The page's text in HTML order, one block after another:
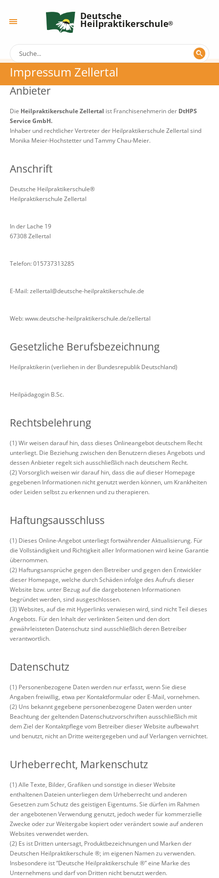
Deutsche
Heilpraktikerschule
Impressum Zellertal
Anbieter
Die Heilpraktikerschule Zellertal ist Franchisenehmerin der DtHPS
Service GmbH.
Inhaber und rechtlicher Vertreter der Heilpraktikerschule Zellertal sind
Monika Meier-Hochstetter und Tammy Chau-Meier.
Anschrift
Deutsche Heilpraktikerschule®
Heilpraktikerschule Zellertal
In der Lache 19
67308 Zellertal
Telefon: 015737313285
E-Mail: zellertal@deutsche-heilpraktikerschule.de
Web: www.deutsche-heilpraktikerschule.de/zellertal
Gesetzliche Berufsbezeichnung
Heilpraktikerin (verliehen in der Bundesrepublik Deutschland)
Heilpädagogin B.Sc.
Rechtsbelehrung
(1) Wir weisen darauf hin, dass dieses Onlineangebot deutschem Recht
unterliegt. Die Beziehung zwischen den Benutzern dieses Angebots und
dessen Anbieter regelt sich ausschließlich nach deutschem Recht.
(2) Vorsorglich weisen wir darauf hin, dass die auf dieser Homepage
gegebenen Informationen nicht genutzt werden können, um Krankheiten
oder Leiden selbst zu erkennen und zu therapieren.
Haftungsausschluss
(1) Dieses Online-Angebot unterliegt fortwährender Aktualisierung. Für
die Vollständigkeit und Richtigkeit aller Informationen wird keine Garantie
übernommen.
(2) Haftungsansprüche gegen den Betreiber und gegen den Entwickler
dieser Homepage, welche durch Schäden infolge des Aufrufs dieser
Website bzw. unter Bezug auf die dargebotenen Informationen
begründet werden, sind ausgeschlossen.
(3) Websites, auf die mit Hyperlinks verwiesen wird, sind nicht Teil dieses
Angebots. Für den Inhalt der verlinkten Seiten und den dort
gewährleisteten Datenschutz sind ausschließlich deren Betreiber
verantwortlich.
Datenschutz
(1) Personenbezogene Daten werden nur erfasst, wenn Sie diese
Angaben freiwillig, etwa per Kontaktformular oder E-Mail, vornehmen.
(2) Uns bekannt gegebene personenbezogene Daten werden unter
Beachtung der geltenden Datenschutzvorschriften ausschließlich mit
dem Ziel der Kontaktpflege vom Betreiber dieser Website aufbewahrt
und benutzt, nicht an Dritte weitergegeben und auf Verlangen vernichtet.
Urheberrecht, Markenschutz
(1) Alle Texte, Bilder, Grafiken und sonstige in dieser Website
enthaltenen Dateien unterliegen dem Urheberrecht und anderen
Gesetzen zum Schutz des geistigen Eigentums. Sie dürfen im Rahmen
der angebotenen Verwendung genutzt, jedoch weder für kommerzielle
Zwecke oder zur Weitergabe kopiert oder verändert sowie auf anderen
Websites verwendet werden.
(2) Es ist Dritten untersagt, Produktbezeichnungen und Marken der
Deutschen Heilpraktikerschule ®; im eigenen Namen zu verwenden.
Insbesondere ist “Deutsche Heilpraktikerschule ®” eine Marke des
Unternehmens und darf von Dritten nicht benutzt werden.